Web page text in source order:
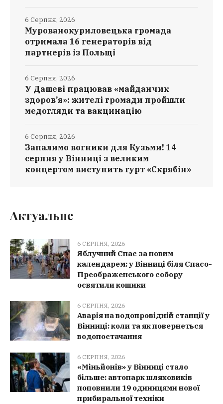
Мурованокуриловецька громада
отримала 16 генераторів від
партнерів із Польщі
6 Серпня, 2026
У Дашеві працював «майданчик
здоров’я»: жителі громади пройшли
медогляди та вакцинацію
6 Серпня, 2026
Запалимо вогники для Кузьми! 14
серпня у Вінниці з великим
концертом виступить гурт «Скрябін»
6 Серпня, 2026
Актуальне
6 СЕРПНЯ, 2026
Яблучний Спас за новим
календарем: у Вінниці біля Спасо-
Преображенського собору
освятили кошики
6 СЕРПНЯ, 2026
Аварія на водопровідній станції у
Вінниці: коли та як повернеться
водопостачання
6 СЕРПНЯ, 2026
«Міньйонів» у Вінниці стало
більше: автопарк шляховиків
поповнили 19 одиницями нової
прибиральної техніки